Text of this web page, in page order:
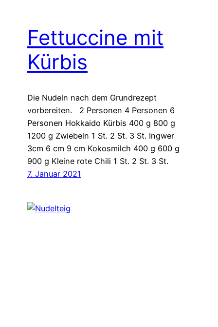
Fettuccine mit
Kürbis
Die Nudeln nach dem Grundrezept
vorbereiten. 2 Personen 4 Personen 6
Personen Hokkaido Kürbis 400 g 800 g
1200 g Zwiebeln 1 St. 2 St. 3 St. Ingwer
3cm 6 cm 9 cm Kokosmilch 400 g 600 g
900 g Kleine rote Chili 1 St. 2 St. 3 St.
7. Januar 2021